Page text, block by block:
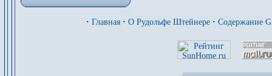
· Главная · О Рудольфе Штейнере · Содержание